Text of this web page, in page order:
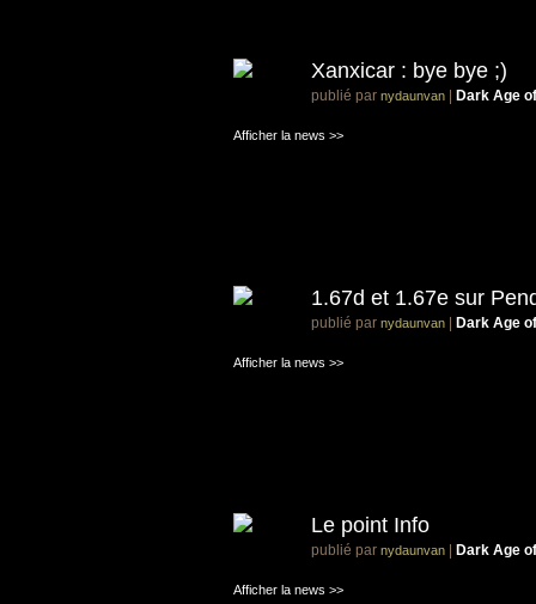
Xanxicar : bye bye ;)
publié par nydaunvan Dark Age
Afficher la news >>
1.67d et 1.67e sur
publié par nydaunvan Dark Age
Afficher la news >>
Le point Info
publié par nydaunvan Dark Age
Afficher la news >>